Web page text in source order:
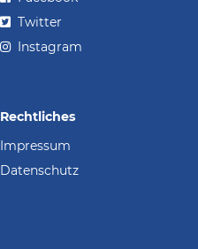
Twitter
Instagram
Rechtliches
Impressum
Datenschutz